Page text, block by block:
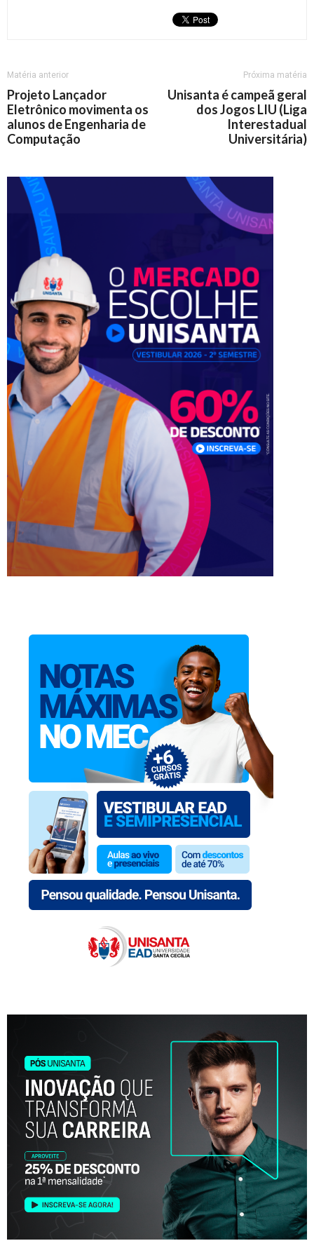
Matéria anterior
Projeto Lançador
Eletrônico movimenta os
alunos de Engenharia de
Computação
Próxima matéria
Unisanta é campeã geral
dos Jogos LIU (Liga
Interestadual
Universitária)